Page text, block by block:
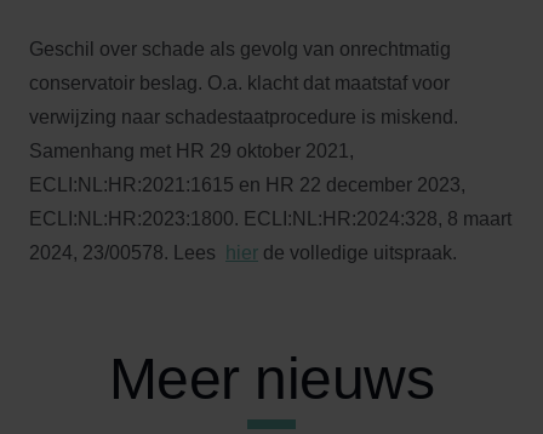
Geschil over schade als gevolg van onrechtmatig
conservatoir beslag. O.a. klacht dat maatstaf voor
verwijzing naar schadestaatprocedure is miskend.
Samenhang met HR 29 oktober 2021,
ECLI:NL:HR:2021:1615 en HR 22 december 2023,
ECLI:NL:HR:2023:1800. ECLI:NL:HR:2024:328, 8 maart
2024, 23/00578. Lees
hier de volledige uitspraak.
Meer nieuws